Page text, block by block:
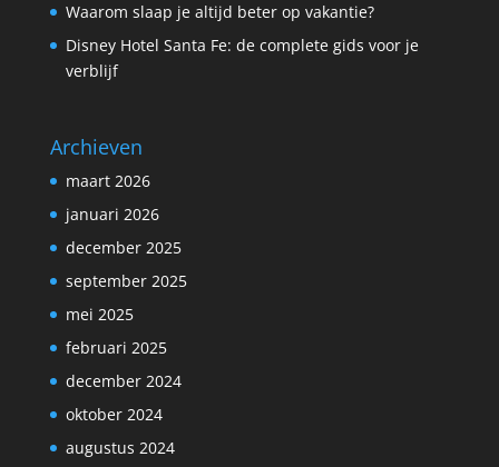
Waarom slaap je altijd beter op vakantie?
Disney Hotel Santa Fe: de complete gids voor je
verblijf
Archieven
maart 2026
januari 2026
december 2025
september 2025
mei 2025
februari 2025
december 2024
oktober 2024
augustus 2024